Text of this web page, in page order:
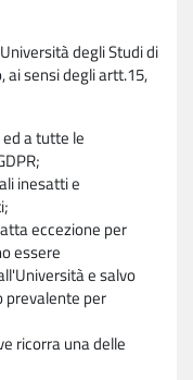
degli Studi di
sensi degli artt.15,
a tutte le
inesatti e
eccezione per
essere
e salvo
prevalente per
ricorra una delle